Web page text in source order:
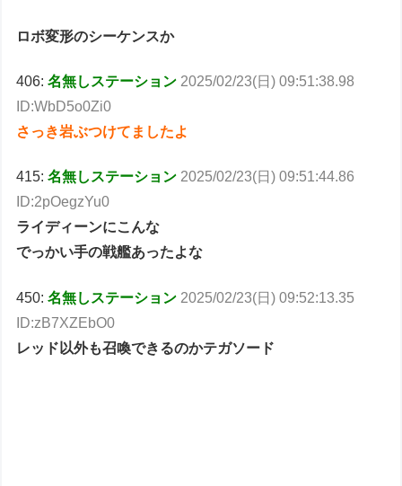
ロボ変形のシーケンスか
406:名無しステーション 2025/02/23(日) 09:51:38.98
ID:WbD5o0Zi0
さっき岩ぶつけてましたよ
415:名無しステーション 2025/02/23(日) 09:51:44.86
ID:2pOegzYu0
ライディーンにこんな
でっかい手の戦艦あったよな
450:名無しステーション 2025/02/23(日) 09:52:13.35
ID:zB7XZEbO0
レッド以外も召喚できるのかテガソード